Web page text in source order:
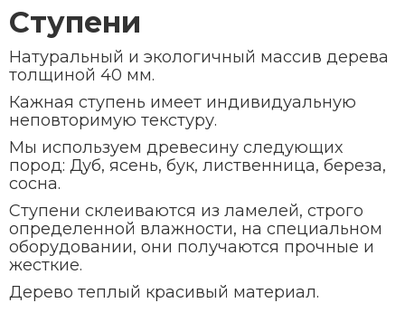
Ступени
Натуральный и экологичный массив дерева
толщиной 40 мм.
Кажная ступень имеет индивидуальную
неповторимую текстуру.
Мы используем древесину следующих
пород: Дуб, ясень, бук, лиственница, береза,
сосна.
Ступени склеиваются из ламелей, строго
определенной влажности, на специальном
оборудовании, они получаются прочные и
жесткие.
Дерево теплый красивый материал.